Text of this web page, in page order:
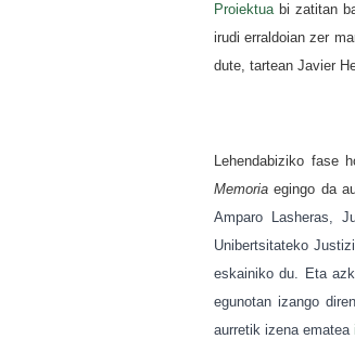
Proiektuabi zatitan
irudi erraldoian zer
dute, tartean Javier
Lehendabiziko fase
Memoria egingo da
Amparo Lasheras,
Unibertsitateko
eskainiko du. Eta
egunotan izango
aurretik izena ematea